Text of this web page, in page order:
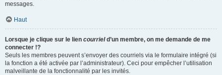
messages.
Haut
Lorsque je clique sur le lien courrield’un membre, on me demande de me
connecter !?
Seuls les membres peuvent s’envoyer des courriels via le formulaire intégré (si
la fonction a été activée par l’administrateur). Ceci pour empêcher l’utilisation
malveillante de la fonctionnalité par les invités.